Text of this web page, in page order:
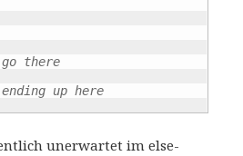
there
up here
unerwartet im else-